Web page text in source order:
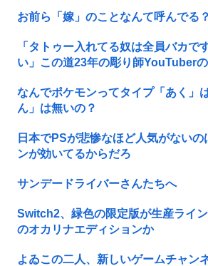
お前ら「嫁」のことなんて呼んでる
「タトゥー入れてる奴は全員バカで
い」この道23年の彫り師YouTuber
なんでポケモンってタイプ「あく」
ん」は無いの？
日本でPSが悲惨なほど人気がないの
ンが効いてるからだろ
サンデードライバーさんたちへ
Switch2、緑色の限定版が生産ライ
のオカリナエディションか
よゐこの二人、新しいゲームチャン